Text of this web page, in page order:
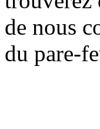
de nous
du pare-